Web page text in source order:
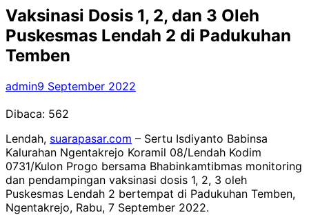
Vaksinasi Dosis 1, 2, dan 3 Oleh
Puskesmas Lendah 2 di Padukuhan
Temben
admin9 September 2022
Dibaca: 562
Lendah, suarapasar.com – Sertu Isdiyanto Babinsa
Kalurahan Ngentakrejo Koramil 08/Lendah Kodim
0731/Kulon Progo bersama Bhabinkamtibmas monitoring
dan pendampingan vaksinasi dosis 1, 2, 3 oleh
Puskesmas Lendah 2 bertempat di Padukuhan Temben,
Ngentakrejo, Rabu, 7 September 2022.